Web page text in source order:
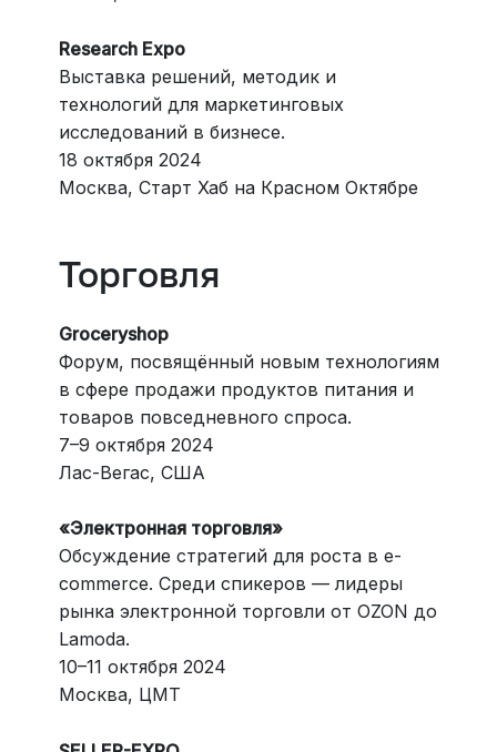
Research Expo
Выставка решений, методик и
технологий для маркетинговых
исследований в бизнесе.
18 октября 2024
Москва, Старт Хаб на Красном Октябре
Торговля
Groceryshop
Форум, посвящённый новым технологиям
в сфере продажи продуктов питания и
товаров повседневного спроса.
7–9 октября 2024
Лас-Вегас, США
«Электронная тoрговля»
Обсуждение стратегий для роста в e-
commerce. Среди спикеров — лидеры
рынка электронной торговли от OZON до
Lamoda.
10–11 октября 2024
Москва, ЦМТ